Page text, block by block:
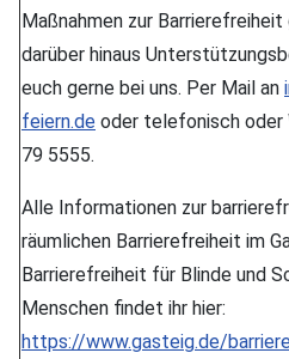
Maßnahmen zur
darüber hinaus
euch gerne bei uns. Per Mail an
feiern.de oder telefonisch oder
79 5555.
Alle Informationen zur
räumlichen Barrierefreiheit im
Barrierefreiheit für Blinde und
Menschen findet ihr hier:
https://www.gasteig.de/